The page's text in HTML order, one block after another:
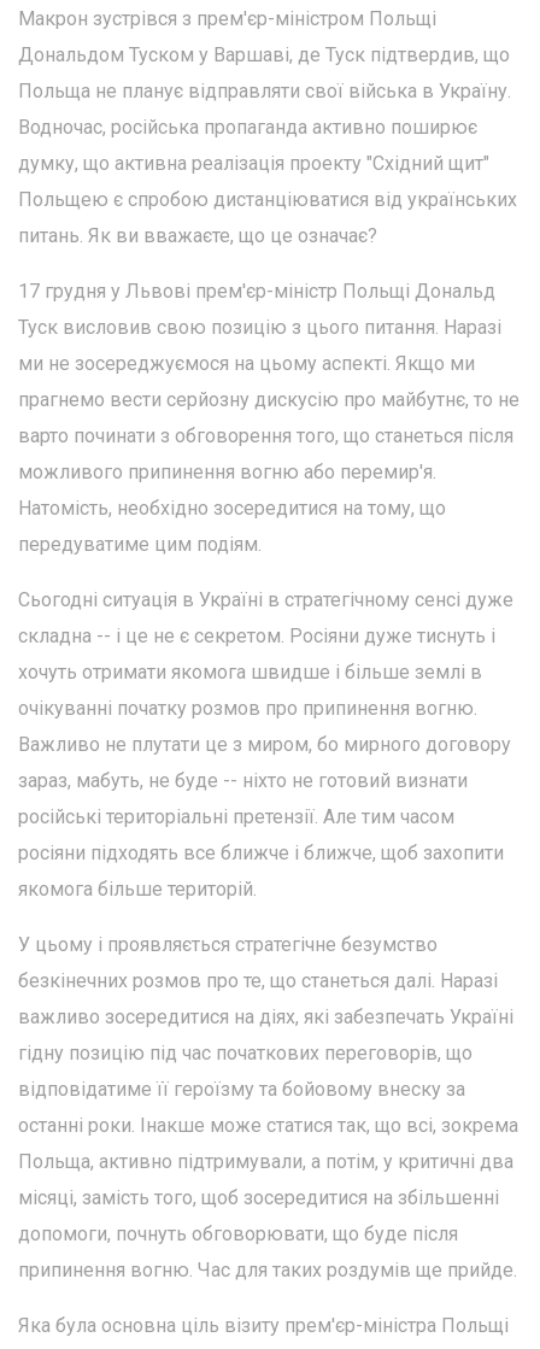
Макрон зустрівся з прем'єр-міністром Польщі
Дональдом Туском у Варшаві, де Туск підтвердив, що
Польща не планує відправляти свої війська в Україну.
Водночас, російська пропаганда активно поширює
думку, що активна реалізація проекту "Східний щит"
Польщею є спробою дистанціюватися від українських
питань. Як ви вважаєте, що це означає?
17 грудня у Львові прем'єр-міністр Польщі Дональд
Туск висловив свою позицію з цього питання. Наразі
ми не зосереджуємося на цьому аспекті. Якщо ми
прагнемо вести серйозну дискусію про майбутнє, то не
варто починати з обговорення того, що станеться після
можливого припинення вогню або перемир'я.
Натомість, необхідно зосередитися на тому, що
передуватиме цим подіям.
Сьогодні ситуація в Україні в стратегічному сенсі дуже
складна -- і це не є секретом. Росіяни дуже тиснуть і
хочуть отримати якомога швидше і більше землі в
очікуванні початку розмов про припинення вогню.
Важливо не плутати це з миром, бо мирного договору
зараз, мабуть, не буде -- ніхто не готовий визнати
російські територіальні претензії. Але тим часом
росіяни підходять все ближче і ближче, щоб захопити
якомога більше територій.
У цьому і проявляється стратегічне безумство
безкінечних розмов про те, що станеться далі. Наразі
важливо зосередитися на діях, які забезпечать Україні
гідну позицію під час початкових переговорів, що
відповідатиме її героїзму та бойовому внеску за
останні роки. Інакше може статися так, що всі, зокрема
Польща, активно підтримували, а потім, у критичні два
місяці, замість того, щоб зосередитися на збільшенні
допомоги, почнуть обговорювати, що буде після
припинення вогню. Час для таких роздумів ще прийде.
Яка була основна ціль візиту прем'єр-міністра Польщі